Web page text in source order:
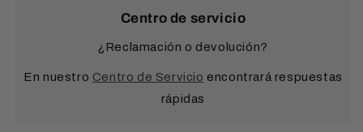
Centro de servicio
¿Reclamación o devolución?
En nuestro Centro de Servicio encontrará respuestas
rápidas